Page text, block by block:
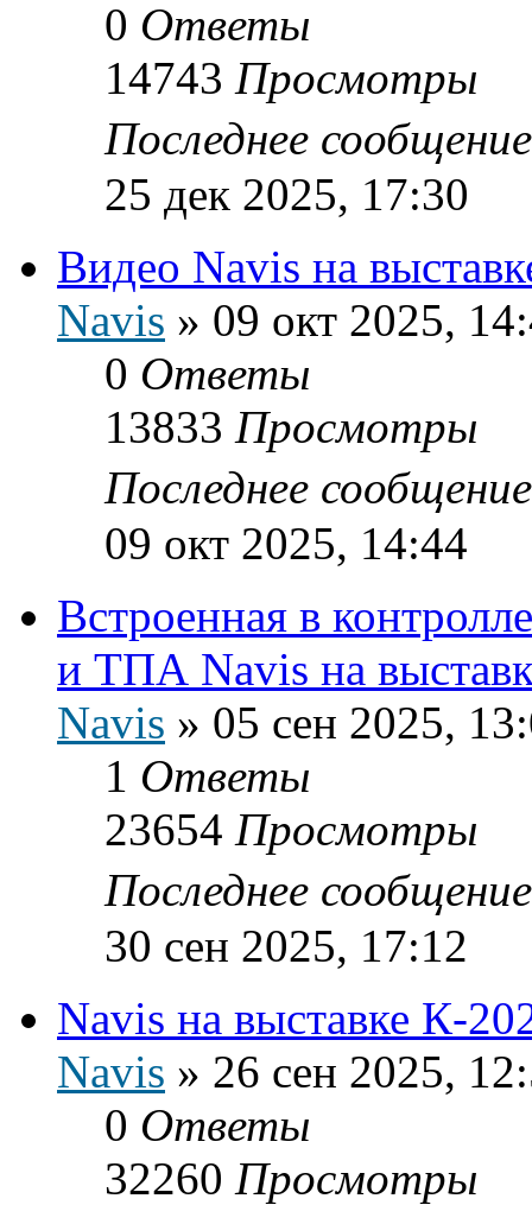
0 Ответы
14743 Просмотры
Последнее
25 дек 2025, 17:30
Видео Navis на
Navis » 09 окт 2025,
0 Ответы
13833 Просмотры
Последнее
09 окт 2025, 14:44
Встроенная в
и ТПА Navis на
Navis » 05 сен 2025,
1 Ответы
23654 Просмотры
Последнее
30 сен 2025, 17:12
Navis на выставке К-
Navis » 26 сен 2025,
0 Ответы
32260 Просмотры